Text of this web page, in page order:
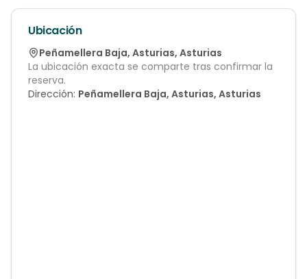
Ubicación
Peñamellera Baja, Asturias, Asturias
La ubicación exacta se comparte tras confirmar la
reserva.
Dirección: Peñamellera Baja, Asturias, Asturias